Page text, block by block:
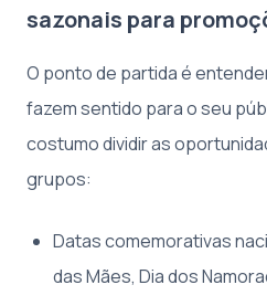
sazonais para
O ponto de partida é
fazem sentido para o seu
costumo dividir as
grupos:
Datas comemorativas
das Mães, Dia dos